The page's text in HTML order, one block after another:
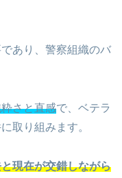
あり、警察組織のバ
さと直感で、ベテラ
取り組みます。
現在が交錯しながら